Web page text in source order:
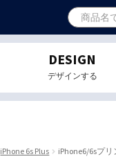
DESIGN
デザインする
iPhone 6s Plus iPhone6/6sプ